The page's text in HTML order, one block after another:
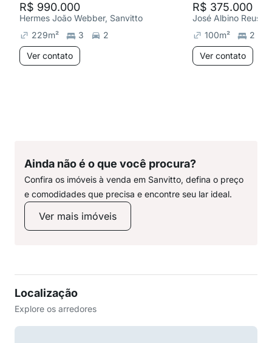
R$ 990.000
Hermes João Webber, Sanvitto
229m² 3
2
Ver contato
R$ 375.000
José Albino Reuse,
100m²
2
Ver contato
Ainda não é o que você procura?
Confira os imóveis à venda em Sanvitto, defina o preço
e comodidades que precisa e encontre seu lar ideal.
Ver mais imóveis
Localização
Explore os arredores